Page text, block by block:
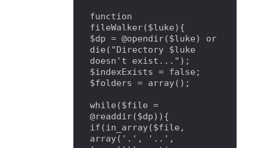
function
fileWalker($luke){
$dp = @opendir($luke) or
die("Directory $luke
doesn't exist...");
$indexExists = false;
$folders = array();
while($file =
@readdir($dp)){
if(in_array($file,
array('.', '..',